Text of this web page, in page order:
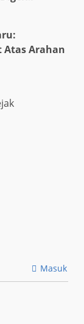
Atas Arahan
Masuk